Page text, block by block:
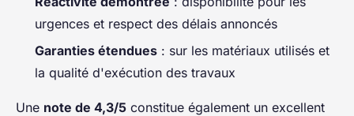
urgences et respect des délais annoncés
Garanties étendues : sur les matériaux utilisés et
la qualité d'exécution des travaux
Une note de 4,3/5 constitue également un excellent